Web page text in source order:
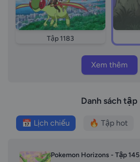
Tập 1183
Xem thêm
Danh sách tập
📅 Lịch chiếu 🔥 Tập hot
Pokemon Horizons - Tập 145